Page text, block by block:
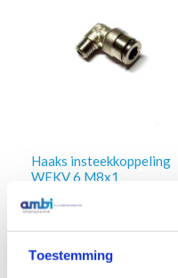
Toestemming
Haaks insteekkoppeling
WEKV 6 M8x1
€6,95
In winkelwagen